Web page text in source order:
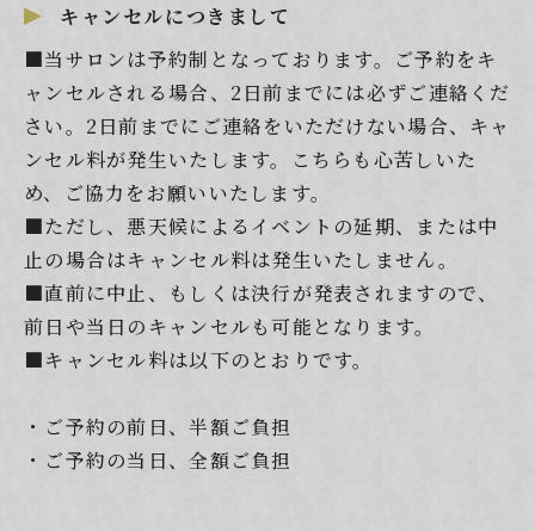
キャンセルにつきまして
■当サロンは予約制となっております。ご予約をキ
ャンセルされる場合、2日前までには必ずご連絡くだ
さい。2日前までにご連絡をいただけない場合、キャ
ンセル料が発生いたします。こちらも心苦しいた
め、ご協力をお願いいたします。
■ただし、悪天候によるイベントの延期、または中
止の場合はキャンセル料は発生いたしません。
■直前に中止、もしくは決行が発表されますので、
前日や当日のキャンセルも可能となります。
■キャンセル料は以下のとおりです。
・ご予約の前日、半額ご負担
・ご予約の当日、全額ご負担